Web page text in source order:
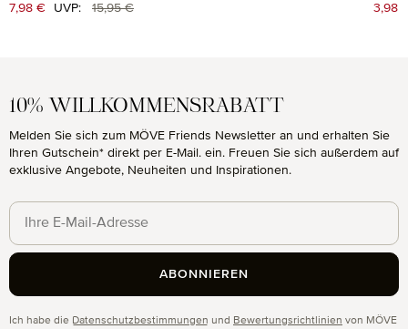
Verkaufspreis:
7,98 € UVP: Regulärer Preis:
15,95 € 3,98
10% WILLKOMMENSRABATT
Melden Sie sich zum MÖVE Friends Newsletter an und erhalten Sie
Ihren Gutschein* direkt per E-Mail. ein. Freuen Sie sich außerdem auf
exklusive Angebote, Neuheiten und Inspirationen.
Ich habe die Datenschutzbestimmungen und Bewertungsrichtlinien von MÖVE
ABONNIEREN